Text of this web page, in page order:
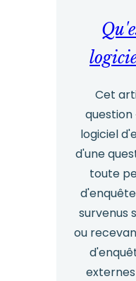
Cet
question
logiciel
d'une
toute
survenus
ou